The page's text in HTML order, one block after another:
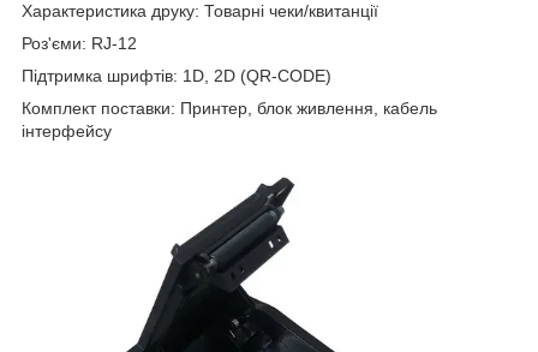
Характеристика друку: Товарні чеки/квитанції
Роз'єми: RJ-12
Підтримка шрифтів: 1D, 2D (QR-CODE)
Комплект поставки: Принтер, блок живлення, кабель
інтерфейсу